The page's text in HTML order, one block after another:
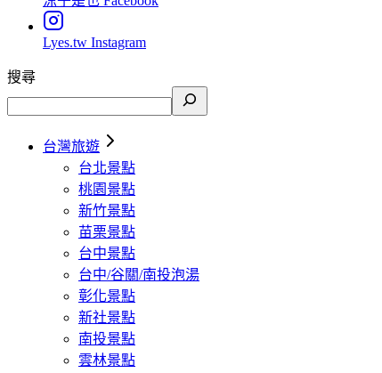
Lyes.tw Instagram
搜尋
台灣旅遊
台北景點
桃園景點
新竹景點
苗栗景點
台中景點
台中/谷關/南投泡湯
彰化景點
新社景點
南投景點
雲林景點